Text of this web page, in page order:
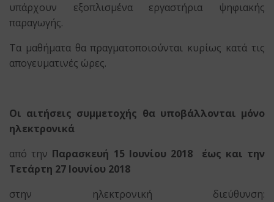
υπάρχουν εξοπλισμένα εργαστήρια ψηφιακής
παραγωγής.
Τα μαθήματα θα πραγματοποιούνται κυρίως κατά τις
απογευματινές ώρες.
Οι αιτήσεις συμμετοχής θα υποβάλλονται μόνο
ηλεκτρονικά
από την Παρασκευή 15 Ιουνίου 2018 έως και την
Τετάρτη 27 Ιουνίου 2018
στην ηλεκτρονική διεύθυνση: